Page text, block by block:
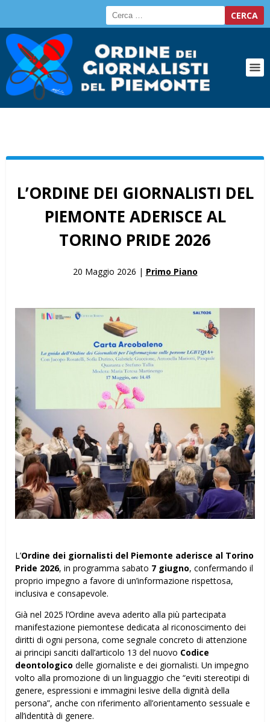
L’ORDINE DEI GIORNALISTI DEL
PIEMONTE ADERISCE AL
TORINO PRIDE 2026
20 Maggio 2026 | Primo Piano
L’Ordine dei giornalisti del Piemonte aderisce al Torino
Pride 2026, in programma sabato 7 giugno, confermando il
proprio impegno a favore di un’informazione rispettosa,
inclusiva e consapevole.
Già nel 2025 l’Ordine aveva aderito alla più partecipata
manifestazione piemontese dedicata al riconoscimento dei
diritti di ogni persona, come segnale concreto di attenzione
ai principi sanciti dall’articolo 13 del nuovo Codice
deontologico delle giornaliste e dei giornalisti. Un impegno
volto alla promozione di un linguaggio che “eviti stereotipi di
genere, espressioni e immagini lesive della dignità della
persona”, anche con riferimento all’orientamento sessuale e
all’identità di genere.